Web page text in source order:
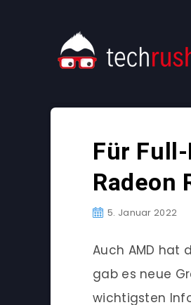
Für
Radeon
5. Januar 2022
Auch AMD hat
gab es neue
wichtigsten